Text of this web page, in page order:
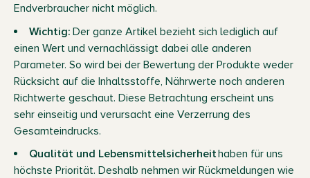
Endverbraucher nicht möglich.
Wichtig: Der ganze Artikel bezieht sich lediglich auf
einen Wert und vernachlässigt dabei alle anderen
Parameter. So wird bei der Bewertung der Produkte weder
Rücksicht auf die Inhaltsstoffe, Nährwerte noch anderen
Richtwerte geschaut. Diese Betrachtung erscheint uns
sehr einseitig und verursacht eine Verzerrung des
Gesamteindrucks.
Qualität und Lebensmittelsicherheithaben für uns
höchste Priorität. Deshalb nehmen wir Rückmeldungen wie